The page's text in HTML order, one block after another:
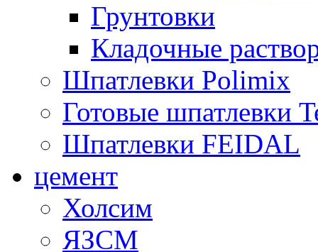
Грунтовки
Кладочные
Шпатлевки Polimix
Готовые шпатлевки
Шпатлевки FEIDAL
цемент
Холсим
ЯЗCМ